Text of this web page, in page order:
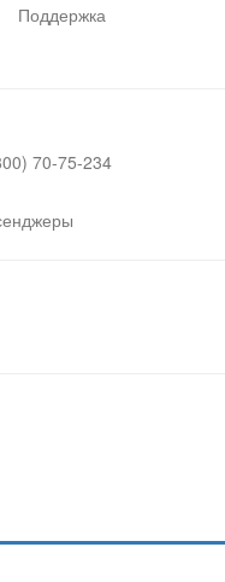
Поддержка
70-75-234